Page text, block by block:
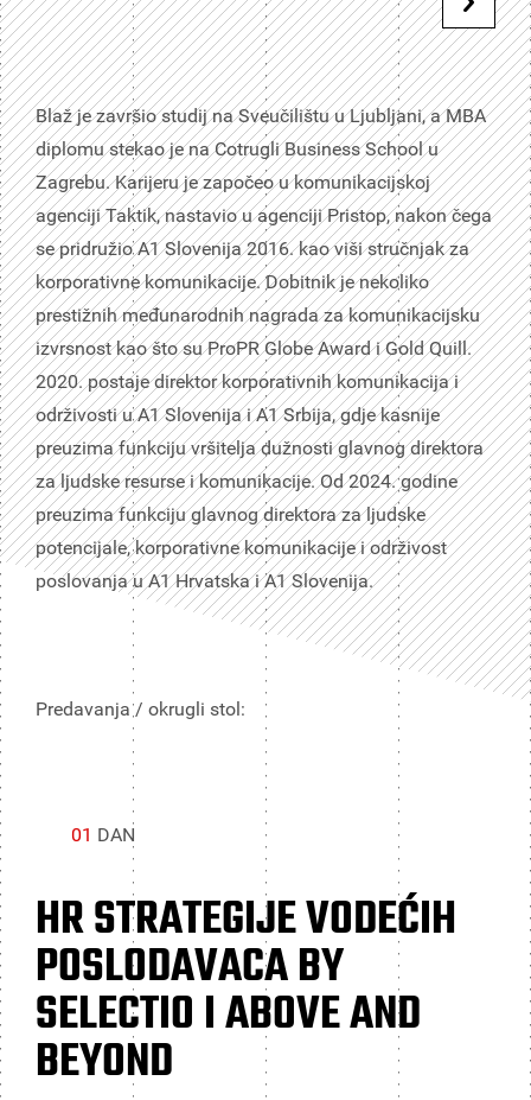
Blaž je završio studij na Sveučilištu u Ljubljani, a MBA
diplomu stekao je na Cotrugli Business School u
Zagrebu. Karijeru je započeo u komunikacijskoj
agenciji Taktik, nastavio u agenciji Pristop, nakon čega
se pridružio A1 Slovenija 2016. kao viši stručnjak za
korporativne komunikacije. Dobitnik je nekoliko
prestižnih međunarodnih nagrada za komunikacijsku
izvrsnost kao što su ProPR Globe Award i Gold Quill.
2020. postaje direktor korporativnih komunikacija i
održivosti u A1 Slovenija i A1 Srbija, gdje kasnije
preuzima funkciju vršitelja dužnosti glavnog direktora
za ljudske resurse i komunikacije. Od 2024. godine
preuzima funkciju glavnog direktora za ljudske
potencijale, korporativne komunikacije i održivost
poslovanja u A1 Hrvatska i A1 Slovenija.
Predavanja / okrugli stol:
01 DAN
HR STRATEGIJE VODEĆIH
POSLODAVACA BY
SELECTIO I ABOVE AND
BEYOND